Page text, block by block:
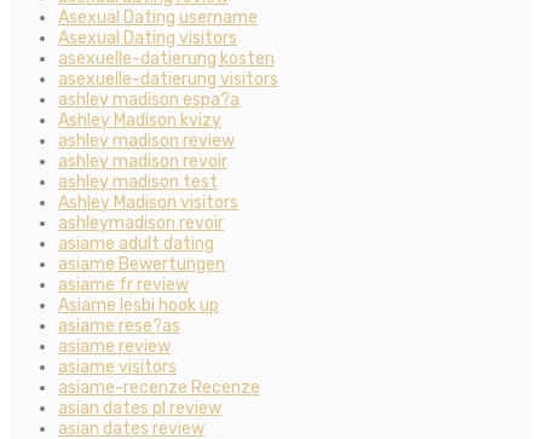
Asexual Dating username
Asexual Dating visitors
asexuelle-datierung kosten
asexuelle-datierung visitors
ashley madison espa?a
Ashley Madison kvizy
ashley madison review
ashley madison revoir
ashley madison test
Ashley Madison visitors
ashleymadison revoir
asiame adult dating
asiame Bewertungen
asiame fr review
Asiame lesbi hook up
asiame rese?as
asiame review
asiame visitors
asiame-recenze Recenze
asian dates pl review
asian dates review